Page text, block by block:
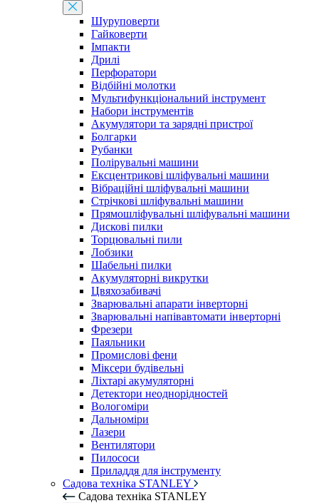
Шуруповерти
Гайковерти
Імпакти
Дрилі
Перфоратори
Відбійні молотки
Мультифункціональний інструмент
Набори інструментів
Акумулятори та зарядні пристрої
Болгарки
Рубанки
Полірувальні машини
Ексцентрикові шліфувальні машини
Вібраційні шліфувальні машини
Стрічкові шліфувальні машини
Прямошліфувальні шліфувальні машини
Дискові пилки
Торцювальні пили
Лобзики
Шабельні пилки
Акумуляторні викрутки
Цвяхозабивачі
Зварювальні апарати інверторні
Зварювальні напівавтомати інверторні
Фрезери
Паяльники
Промислові фени
Міксери будівельні
Ліхтарі акумуляторні
Детектори неоднорідностей
Вологоміри
Дальноміри
Лазери
Вентилятори
Пилососи
Приладдя для інструменту
Садова техніка STANLEY
Садова техніка STANLEY